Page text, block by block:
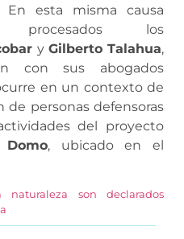
En esta misma causa
los
y Gilberto Talahua,
con sus abogados
en un contexto de
de personas defensoras
del proyecto
Domo, ubicado en el
son declarados